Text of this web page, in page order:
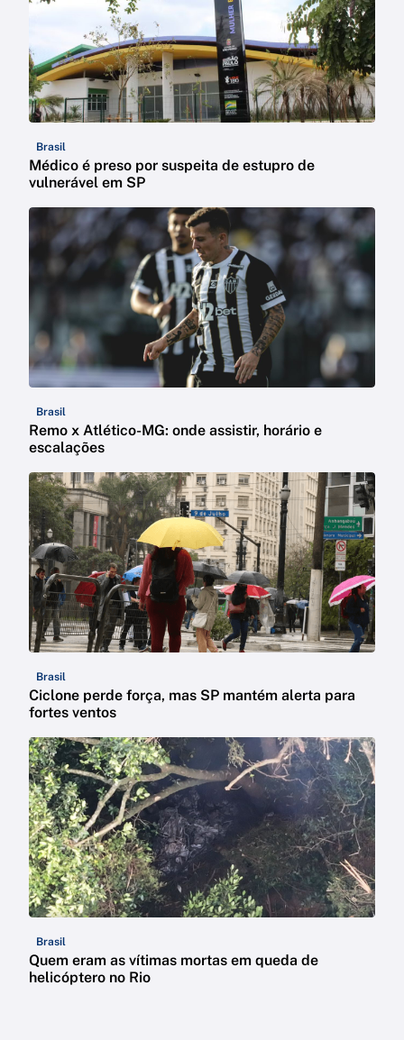
Brasil
Médico é preso por suspeita de estupro de
vulnerável em SP
Brasil
Remo x Atlético-MG: onde assistir, horário e
escalações
Brasil
Ciclone perde força, mas SP mantém alerta para
fortes ventos
Brasil
Quem eram as vítimas mortas em queda de
helicóptero no Rio